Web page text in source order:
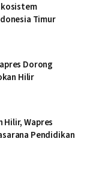
Timur
Dorong
Hilir
Hilir, Wapres
Pendidikan